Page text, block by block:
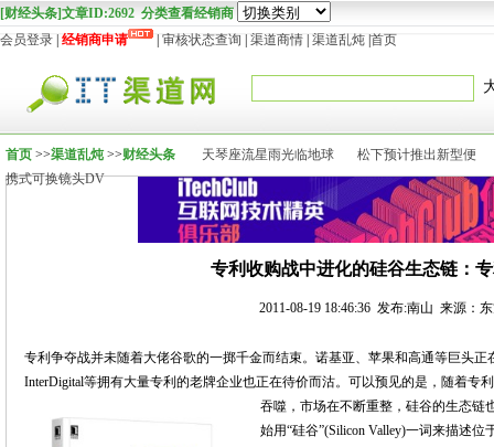
[财经头条]文章ID:2692 分类查看经销商
会员登录 经销商申请 审核状态查询 渠道商情 渠道乱炖 首页
首页 >>渠道乱炖>>财经头条 天琴座流星雨光临地球
松下预计推出新型便
携式可换镜头DV
专利收购战中进化的硅谷生态链：
2011-08-19 18:46:36 发布:南山 来源：
专利争夺战并未随着大佬谷歌的一掷千金而结束。诺基亚、苹果和高通等巨头
InterDigital等拥有大量专利的老牌企业也正在待价而沽。可以预见的是，随着专
吞噬，市场在不断重整，硅谷的生态链
始用“硅谷”(Silicon Valley)一词来描述